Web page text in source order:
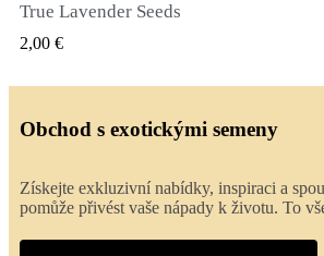
True Lavender Seeds
2,00 €
Obchod s exotickými semeny
Získejte exkluzivní nabídky, inspiraci a
pomůže přivést vaše nápady k životu. To